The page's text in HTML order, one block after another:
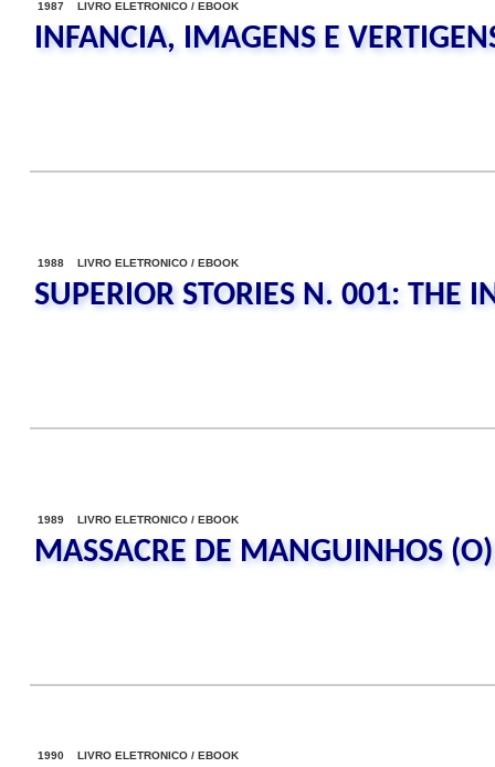
1987 LIVRO ELETRONICO / EBOOK
INFANCIA, IMAGENS E
1988 LIVRO ELETRONICO / EBOOK
SUPERIOR STORIES N. 001: THE
1989 LIVRO ELETRONICO / EBOOK
MASSACRE DE MANGUINHOS (O)
1990 LIVRO ELETRONICO / EBOOK